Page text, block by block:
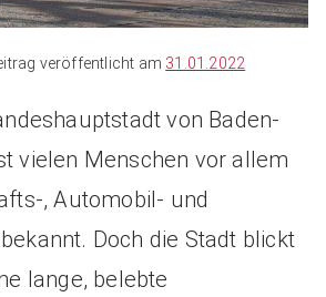
veröffentlicht am 31.01.2022
von Baden-
vielen Menschen vor allem
, Automobil- und
Doch die Stadt blickt
lange, belebte